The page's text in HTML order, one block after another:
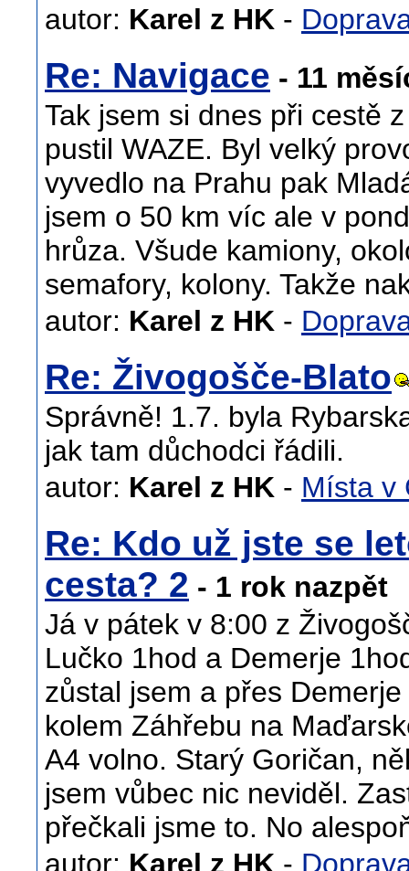
autor: Karel z HK -
Re: Navigace - 11
Tak jsem si dnes při cestě
pustil WAZE. Byl velký
vyvedlo na Prahu pak
jsem o 50 km víc ale v
hrůza. Všude kamiony,
semafory, kolony. Takže
autor: Karel z HK -
Re: Živogošče-Blato
Správně! 1.7. byla
jak tam důchodci řádili.
autor: Karel z HK - Místa v
Re: Kdo už jste se
cesta? 2 - 1 rok nazpět
Já v pátek v 8:00 z
Lučko 1hod a Demerje
zůstal jsem a přes
kolem Záhřebu na
A4 volno. Starý Goričan,
jsem vůbec nic neviděl.
přečkali jsme to. No
autor: Karel z HK -